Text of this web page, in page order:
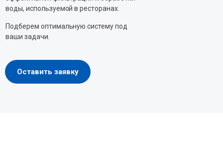
воды, используемой в ресторанах.
Подберем оптимальную систему под
ваши задачи.
Оставить заявку